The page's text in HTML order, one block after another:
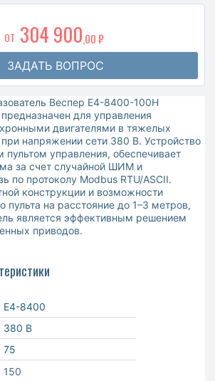
ОТ 304 900,00 ₽
ЗАДАТЬ ВОПРОС
Веспер E4-8400-100Н
для управления
двигателями в тяжелых
напряжении сети 380 В. Устройство
управления, обеспечивает
за счет случайной ШИМ и
по протоколу Modbus RTU/ASCII.
конструкции и возможности
пульта на расстояние до 1–3 метров,
является эффективным решением
приводов.
E4-8400
380 В
75
150